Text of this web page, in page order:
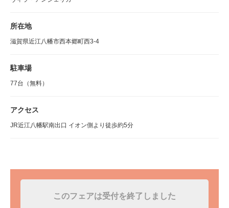
所在地
滋賀県近江八幡市西本郷町西3-4
駐車場
77台（無料）
アクセス
JR近江八幡駅南出口 イオン側より徒歩約5分
このフェアは受付を終了しました